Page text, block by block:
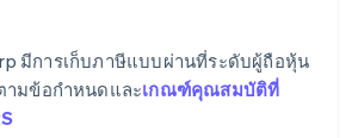
มีการเก็บภาษีแบบผ่านที่ระดับผู้ถือหุ้น
มข้อกำหนดและเกณฑ์คุณสมบัติที่